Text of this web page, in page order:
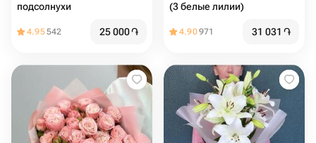
подсолнухи
4.95542 25 000֏
(3 белые лилии)
4.90971 31 031 ֏